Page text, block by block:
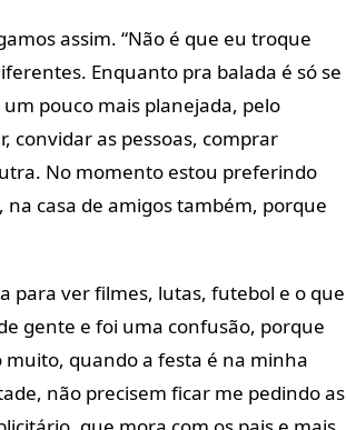
assim. “Não é que eu troque
Enquanto pra balada é só se
pouco mais planejada, pelo
convidar as pessoas, comprar
No momento estou preferindo
na casa de amigos também, porque
para ver filmes, lutas, futebol e o que
gente e foi uma confusão, porque
quando a festa é na minha
não precisem ficar me pedindo as